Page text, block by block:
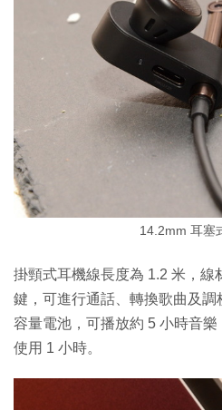
14.2mm 耳塞
掛頸式耳機線長度為 1.2 米，線
鍵，可進行通話、轉換歌曲及調
容量電池，可播放約 5 小時音
使用 1 小時。